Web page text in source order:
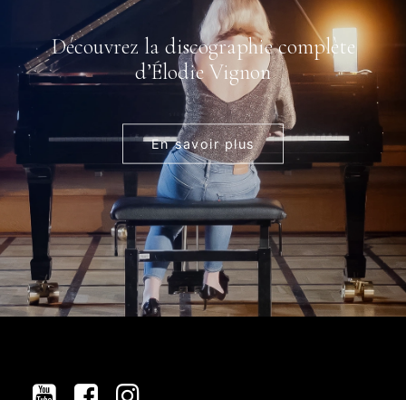
Découvrez la discographie complète
d’Élodie Vignon
En savoir plus